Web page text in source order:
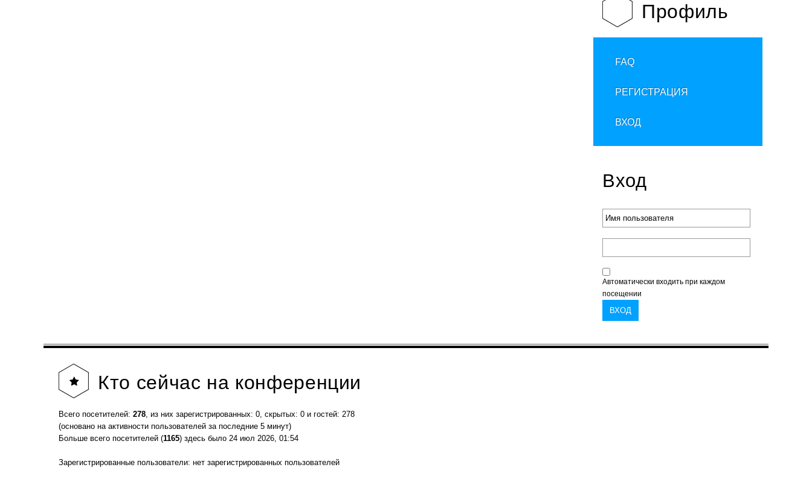
Профиль
FAQ
РЕГИСТРАЦИЯ
ВХОД
Вход
Автоматически входить при каждом
посещении
Кто сейчас на конференции
Всего посетителей: 278, из них зарегистрированных: 0, скрытых: 0 и гостей: 278
(основано на активности пользователей за последние 5 минут)
Больше всего посетителей (1165) здесь было 24 июл 2026, 01:54
Зарегистрированные пользователи: нет зарегистрированных пользователей